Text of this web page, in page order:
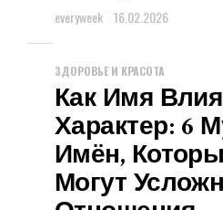
everyweek 16.02.2026
ЗДОРОВЬЕ И КРАСОТА
Как Имя
Характер: 6
Имён,
Могут